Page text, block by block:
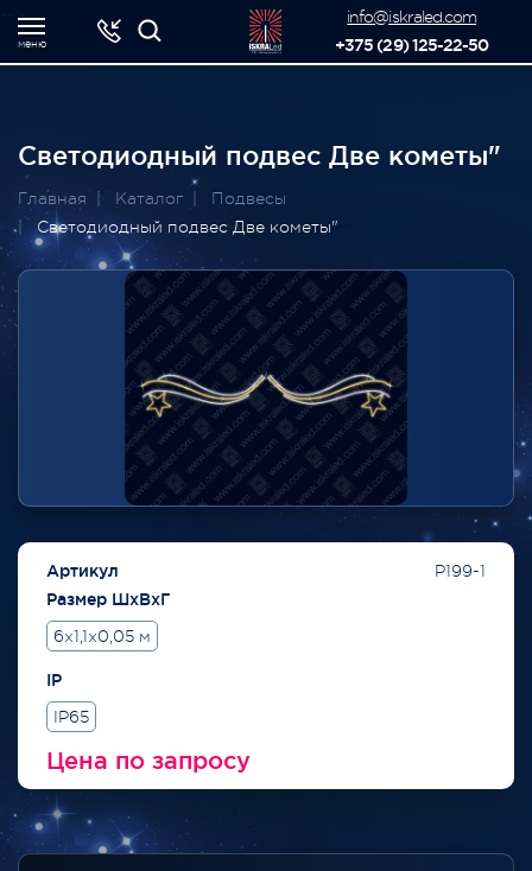
-->
меню
info@iskraled.com
+375 (29) 125-22-50
Светодиодный подвес Две кометы"
Главная Каталог
Подвесы
Светодиодный подвес Две кометы"
Артикул
P199-1
Размер ШхВхГ
6x1,1x0,05 м
IP
IP65
Цена по запросу